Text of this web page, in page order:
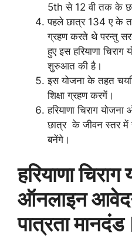
5th से 12 वी तक के
पहले छात्र 134 ए के
ग्रहण करते थे परन्तु
हुए इस हरियाणा
शुरुआत की है।
इस योजना के तहत
शिक्षा ग्रहण करगें।
हरियाणा चिराग
छात्र के जीवन स्तर में
बनेंगे।
हरियाणा चिराग
ऑनलाइन
पात्रता